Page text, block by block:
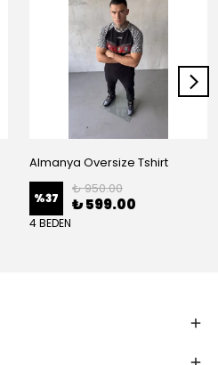
Almanya Oversize Tshirt
%37
₺ 950.00
₺ 599.00
4 BEDEN